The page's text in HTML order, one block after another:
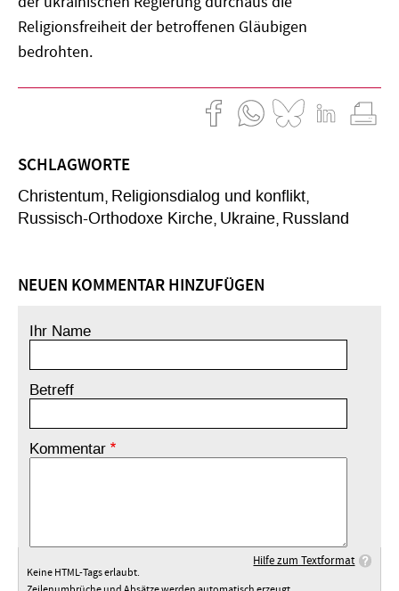
Religionsfreiheit der betroffenen Gläubigen
bedrohten.
SCHLAGWORTE
Christentum Religionsdialog und konflikt
Russisch-Orthodoxe Kirche Ukraine Russland
NEUEN KOMMENTAR HINZUFÜGEN
Ihr Name
Betreff
Kommentar
Hilfe zum Textformat
Keine HTML-Tags erlaubt.